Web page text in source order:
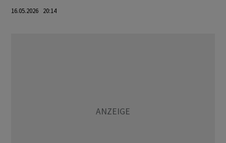
16.05.2026 20:14